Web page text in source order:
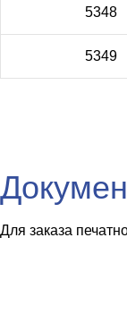
5348
5349
Для заказа